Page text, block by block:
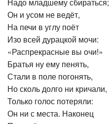
Надо младшему сбираться;
Он и усом не ведёт,
На печи в углу поёт
Изо всей дурацкой мочи:
«Распрекрасные вы очи!»
Братья ну ему пенять,
Стали в поле погонять,
Но сколь долго ни кричали,
Только голос потеряли:
Он ни с места. Наконец